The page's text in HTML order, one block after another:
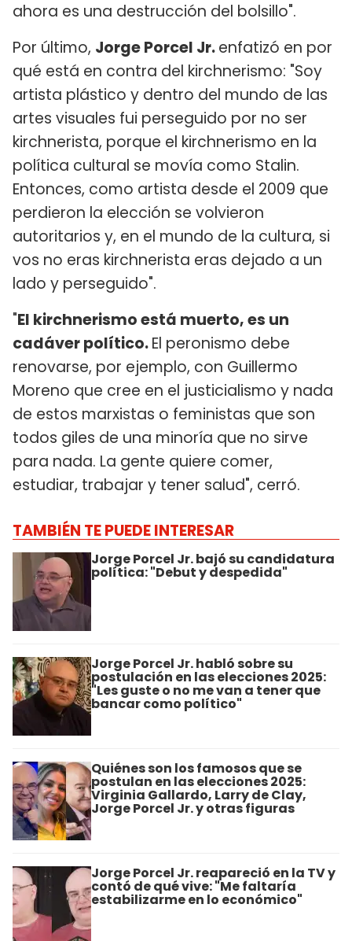
ahora es una destrucción del bolsillo".
Por último, Jorge Porcel Jr.enfatizó en por
qué está en contra del kirchnerismo: "Soy
artista plástico y dentro del mundo de las
artes visuales fui perseguido por no ser
kirchnerista, porque el kirchnerismo en la
política cultural se movía como Stalin.
Entonces, como artista desde el 2009 que
perdieron la elección se volvieron
autoritarios y, en el mundo de la cultura, si
vos no eras kirchnerista eras dejado a un
lado y perseguido".
"El kirchnerismo está muerto, es un
cadáver político.El peronismo debe
renovarse, por ejemplo, con Guillermo
Moreno que cree en el justicialismo y nada
de estos marxistas o feministas que son
todos giles de una minoría que no sirve
para nada. La gente quiere comer,
estudiar, trabajar y tener salud", cerró.
TAMBIÉN TE PUEDE INTERESAR
Jorge Porcel Jr. bajó su candidatura
política: "Debut y despedida"
Jorge Porcel Jr. habló sobre su
postulación en las elecciones 2025:
"Les guste o no me van a tener que
bancar como político"
Quiénes son los famosos que se
postulan en las elecciones 2025:
Virginia Gallardo, Larry de Clay,
Jorge Porcel Jr. y otras figuras
Jorge Porcel Jr. reapareció en la TV y
contó de qué vive: "Me faltaría
estabilizarme en lo económico"